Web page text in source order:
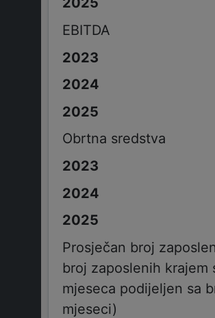
EBITDA
Obrtna sredstva
Prosječan broj
broj zaposlenih krajem
mjeseca podijeljen sa
mjeseci)